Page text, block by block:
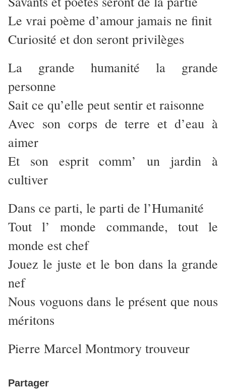
Le vrai poème d’amour jamais ne finit
Curiosité et don seront privilèges
La grande humanité la grande
personne
Sait ce qu’elle peut sentir et raisonne
Avec son corps de terre et d’eau à
aimer
Et son esprit comm’ un jardin à
cultiver
Dans ce parti, le parti de l’Humanité
Tout l’ monde commande, tout le
monde est chef
Jouez le juste et le bon dans la grande
nef
Nous voguons dans le présent que nous
méritons
Pierre Marcel Montmory trouveur
Partager